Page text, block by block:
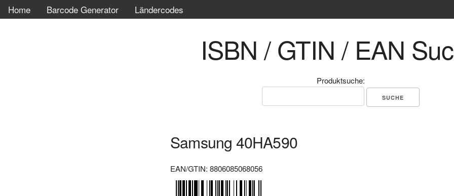
Home Barcode Generator Ländercodes
ISBN / GTIN / EAN
Produktsuche:
Samsung 40HA590
EAN/GTIN: 8806085068056